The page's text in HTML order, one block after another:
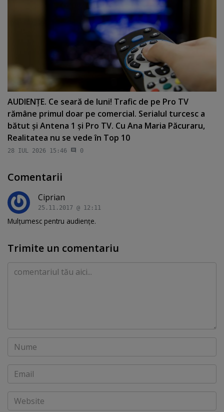
AUDIENŢE. Ce seară de luni! Trafic de pe Pro TV
rămâne primul doar pe comercial. Serialul turcesc a
bătut şi Antena 1 şi Pro TV. Cu Ana Maria Păcuraru,
Realitatea nu se vede în Top 10
28 IUL 2026 15:46 0
Comentarii
Ciprian
25.11.2017 @ 12:11
Mulțumesc pentru audiențe.
Trimite un comentariu
Comentariu
Nume
Email
Website